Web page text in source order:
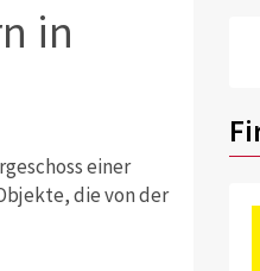
in
einer
die von der